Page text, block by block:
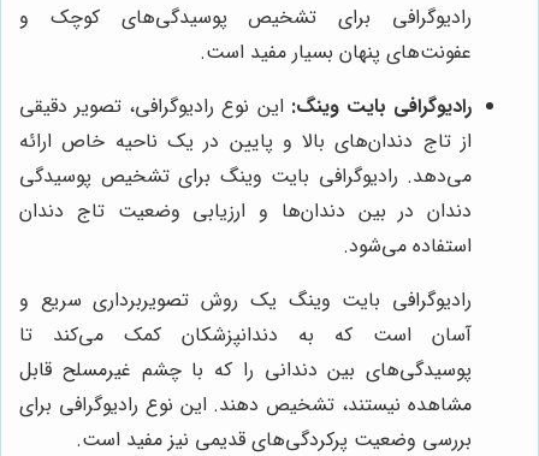
رادیوگرافی برای تشخیص پوسیدگی‌های کوچک و
عفونت‌های پنهان بسیار مفید است.
رادیوگرافی بایت وینگ: این نوع رادیوگرافی، تصویر دقیقی
از تاج دندان‌های بالا و پایین در یک ناحیه خاص ارائه
می‌دهد. رادیوگرافی بایت وینگ برای تشخیص پوسیدگی
دندان در بین دندان‌ها و ارزیابی وضعیت تاج دندان
استفاده می‌شود.
رادیوگرافی بایت وینگ یک روش تصویربرداری سریع و
آسان است که به دندانپزشکان کمک می‌کند تا
پوسیدگی‌های بین دندانی را که با چشم غیرمسلح قابل
مشاهده نیستند، تشخیص دهند. این نوع رادیوگرافی برای
بررسی وضعیت پرکردگی‌های قدیمی نیز مفید است.